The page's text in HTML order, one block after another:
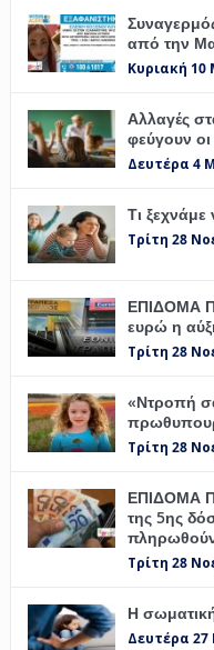
από την
Κυριακή 10
Αλλαγές
φεύγουν
Δευτέρα 4
Τι ξεχνάμε
Τρίτη 28
ΕΠΙΔΟΜΑ
ευρώ η
Τρίτη 28
«Ντροπή
Τρίτη 28
ΕΠΙΔΟΜΑ
της 5ης
Τρίτη 28
Η
Δευτέρα 27